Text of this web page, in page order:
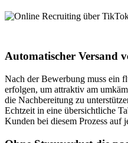
Automatischer Versand
Nach der Bewerbung muss ein
erfolgen, um attraktiv am
die Nachbereitung zu
Echtzeit in eine übersichtliche
Kunden bei diesem Prozess auf